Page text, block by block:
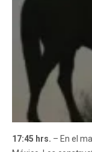
17:45 hrs. – En el